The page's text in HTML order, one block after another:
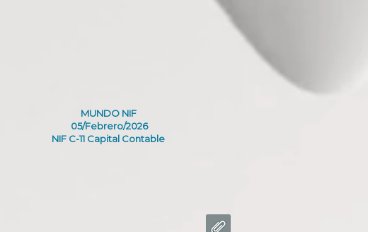
MUNDO NIF
05/Febrero/2026
NIF C-11 Capital Contable